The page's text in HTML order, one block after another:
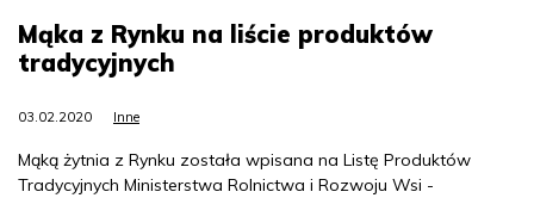
Mąka z Rynku na liście produktów
tradycyjnych
03.02.2020 Inne
Mąką żytnia z Rynku została wpisana na Listę Produktów
Tradycyjnych Ministerstwa Rolnictwa i Rozwoju Wsi -